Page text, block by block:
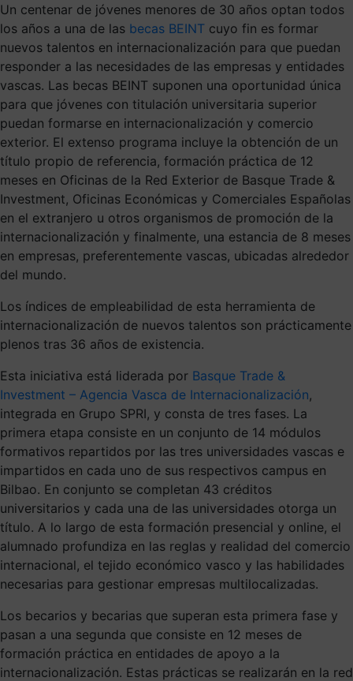
Un centenar de jóvenes menores de 30 años optan todos
los años a una de las becas BEINT cuyo fin es formar
nuevos talentos en internacionalización para que puedan
responder a las necesidades de las empresas y entidades
vascas. Las becas BEINT suponen una oportunidad única
para que jóvenes con titulación universitaria superior
puedan formarse en internacionalización y comercio
exterior. El extenso programa incluye la obtención de un
título propio de referencia, formación práctica de 12
meses en Oficinas de la Red Exterior de Basque Trade &
Investment, Oficinas Económicas y Comerciales Españolas
en el extranjero u otros organismos de promoción de la
internacionalización y finalmente, una estancia de 8 meses
en empresas, preferentemente vascas, ubicadas alrededor
del mundo.
Los índices de empleabilidad de esta herramienta de
internacionalización de nuevos talentos son prácticamente
plenos tras 36 años de existencia.
Esta iniciativa está liderada por Basque Trade &
Investment – Agencia Vasca de Internacionalización,
integrada en Grupo SPRI, y consta de tres fases. La
primera etapa consiste en un conjunto de 14 módulos
formativos repartidos por las tres universidades vascas e
impartidos en cada uno de sus respectivos campus en
Bilbao. En conjunto se completan 43 créditos
universitarios y cada una de las universidades otorga un
título. A lo largo de esta formación presencial y online, el
alumnado profundiza en las reglas y realidad del comercio
internacional, el tejido económico vasco y las habilidades
necesarias para gestionar empresas multilocalizadas.
Los becarios y becarias que superan esta primera fase y
pasan a una segunda que consiste en 12 meses de
formación práctica en entidades de apoyo a la
internacionalización. Estas prácticas se realizarán en la red